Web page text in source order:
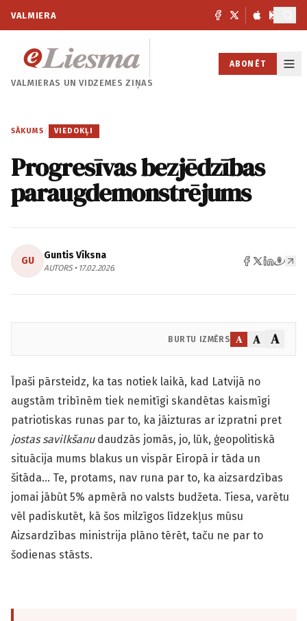
VALMIERA
VALMIERAS UNVIDZEMES ZIŅAS
ABONĒT
SĀKUMS / VIEDOKĻI
Progresīvas bezjēdzības
paraugdemonstrējums
GU Guntis Vīksna
AUTORS • 17.02.2026.
BURTU IZMĒRS A A A
Īpaši pārsteidz, ka tas notiek laikā, kad Latvijā no
augstām tribīnēm tiek nemitīgi skandētas kaismīgi
patriotiskas runas par to, ka jāizturas ar izpratni pret
jostas savilkšanudaudzās jomās, jo, lūk, ģeopolitiskā
situācija mums blakus un vispār Eiropā ir tāda un
šitāda… Te, protams, nav runa par to, ka aizsardzības
jomai jābūt 5% apmērā no valsts budžeta. Tiesa, varētu
vēl padiskutēt, kā šos milzīgos līdzekļus mūsu
Aizsardzības ministrija plāno tērēt, taču ne par to
šodienas stāsts.